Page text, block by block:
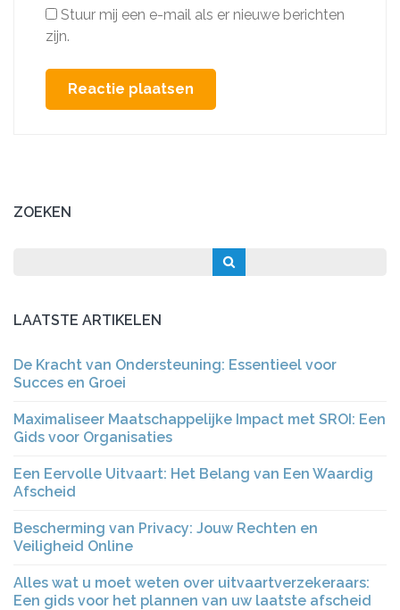
Stuur mij een e-mail als er nieuwe berichten
zijn.
ZOEKEN
LAATSTE ARTIKELEN
De Kracht van Ondersteuning: Essentieel voor
Succes en Groei
Maximaliseer Maatschappelijke Impact met SROI: Een
Gids voor Organisaties
Een Eervolle Uitvaart: Het Belang van Een Waardig
Afscheid
Bescherming van Privacy: Jouw Rechten en
Veiligheid Online
Alles wat u moet weten over uitvaartverzekeraars:
Een gids voor het plannen van uw laatste afscheid